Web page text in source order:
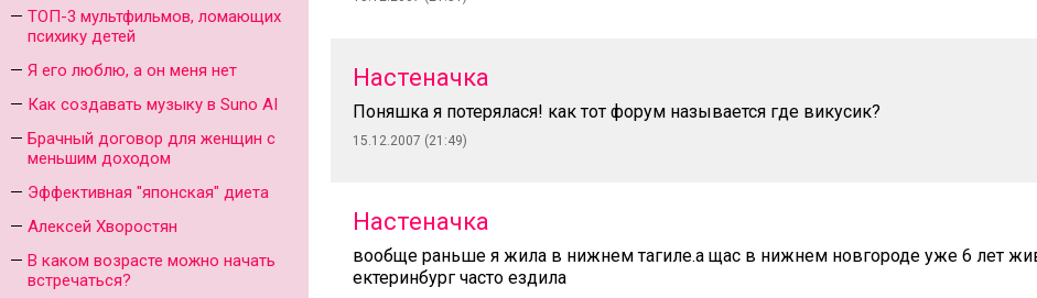
ТОП-3 мультфильмов, ломающих
психику детей
Я его люблю, а он меня нет
Как создавать музыку в Suno AI
Брачный договор для женщин с
меньшим доходом
Эффективная "японская" диета
Алексей Хворостян
В каком возрасте можно начать
встречаться?
Настеначка
Поняшка я потерялася! как тот форум называется где викусик?
15.12.2007 (21:49)
Настеначка
вообще раньше я жила в нижнем тагиле.а щас в нижнем новгороде уже 6 лет
ектеринбург часто ездила